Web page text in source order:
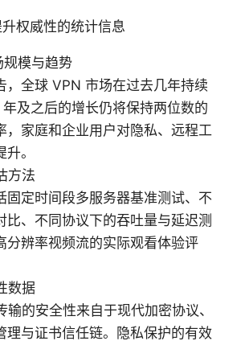
权威性的统计信息
模与趋势
，全球 VPN 市场在过去几年持续
及之后的增长仍将保持两位数的
，家庭和企业用户对隐私、远程工
。
方法
固定时间段多服务器基准测试、不
比、不同协议下的吞吐量与延迟测
分辨率视频流的实际观看体验评
数据
的安全性来自于现代加密协议、
理与证书信任链。隐私保护的有效